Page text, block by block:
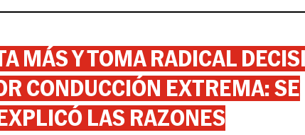
MÁS Y TOMA RADICAL
CONDUCCIÓN EXTREMA: SE
LAS RAZONES